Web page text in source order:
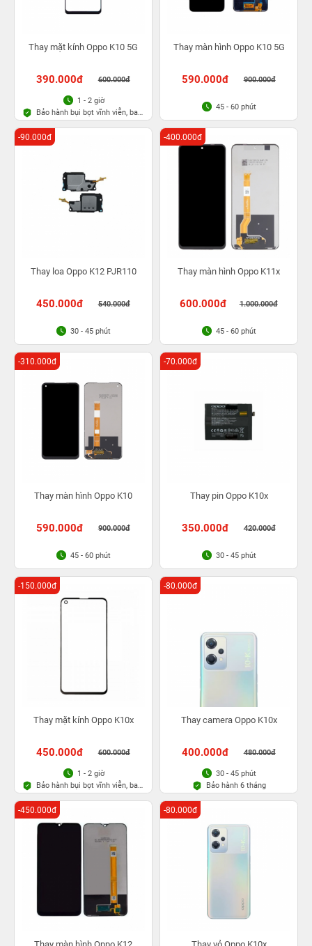
Thay mặt kính Oppo K10 5G
390.000đ 600.000đ
1 - 2 giờ
Bảo hành bụi bọt vĩnh viễn, bao
rơi vỡ kính
Thay màn hình Oppo K10 5G
590.000đ 900.000đ
45 - 60 phút
Thay loa Oppo K12 PJR110
450.000đ 540.000đ
-90.000đ
30 - 45 phút
Thay màn hình Oppo K11x
600.000đ 1.000.000đ
-400.000đ
45 - 60 phút
Thay màn hình Oppo K10
590.000đ 900.000đ
-310.000đ
45 - 60 phút
Thay pin Oppo K10x
350.000đ 420.000đ
-70.000đ
30 - 45 phút
Thay mặt kính Oppo K10x
450.000đ 600.000đ
-150.000đ
1 - 2 giờ
Bảo hành bụi bọt vĩnh viễn, bao
rơi vỡ kính
Thay camera Oppo K10x
400.000đ 480.000đ
-80.000đ
30 - 45 phút
Bảo hành 6 tháng
-450.000đ -80.000đ